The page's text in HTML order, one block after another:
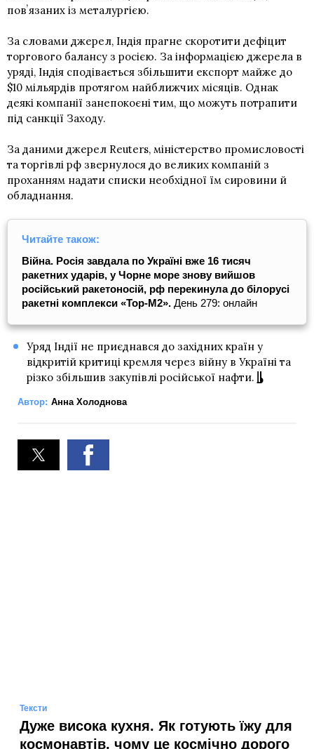
повʼязаних із металургією.
За словами джерел, Індія прагне скоротити дефіцит
торгового балансу з росією. За інформацією джерела в
уряді, Індія сподівається збільшити експорт майже до
$10 мільярдів протягом найближчих місяців. Однак
деякі компанії занепокоєні тим, що можуть потрапити
під санкції Заходу.
За даними джерел Reuters, міністерство промисловості
та торгівлі рф звернулося до великих компаній з
проханням надати списки необхідної їм сировини й
обладнання.
Читайте також:
Війна. Росія завдала по Україні вже 16 тисяч
ракетних ударів, у Чорне море знову вийшов
російський ракетоносій, рф перекинула до білорусі
ракетні комплекси «Тор-М2». День 279: онлайн
Уряд Індії не приєднався до західних країн у
відкритій критиці кремля через війну в Україні та
різко збільшив закупівлі російської нафти.
Автор: Анна Холоднова